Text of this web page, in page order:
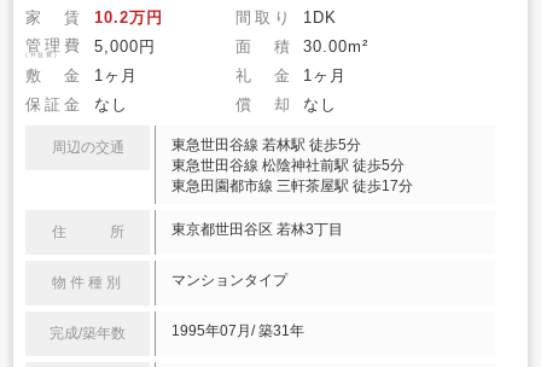
家 賃 10.2万円 間取り
1DK
管理費
(共益費) 5,000円 面 積
30.00m²
敷 金
1ヶ月 礼 金
1ヶ月
保証金
なし 償 却 なし
周辺の交通
東急世田谷線 若林駅 徒歩5分
東急世田谷線 松陰神社前駅 徒歩5分
東急田園都市線 三軒茶屋駅 徒歩17分
住 所 東京都世田谷区 若林3丁目
物件種別 マンションタイプ
完成/築年数 1995年07月/ 築31年